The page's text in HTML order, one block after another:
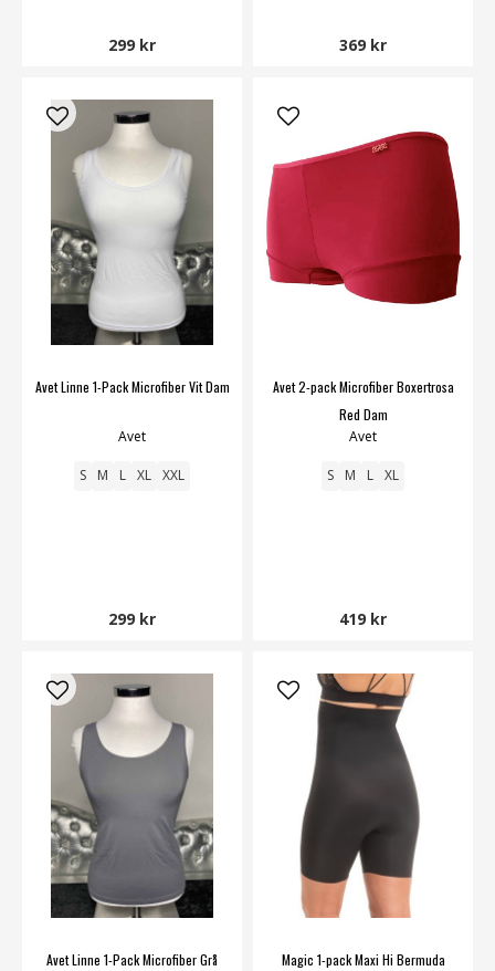
299 kr 369 kr
Avet Linne 1-Pack Microfiber Vit Dam
Avet
S M L XL XXL
299 kr
Avet 2-pack Microfiber Boxertrosa
Red Dam
Avet
S M L XL
419 kr
Avet Linne 1-Pack Microfiber Grå
Magic 1-pack Maxi Hi Bermuda